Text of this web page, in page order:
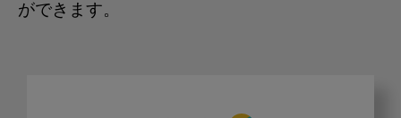
ができます。